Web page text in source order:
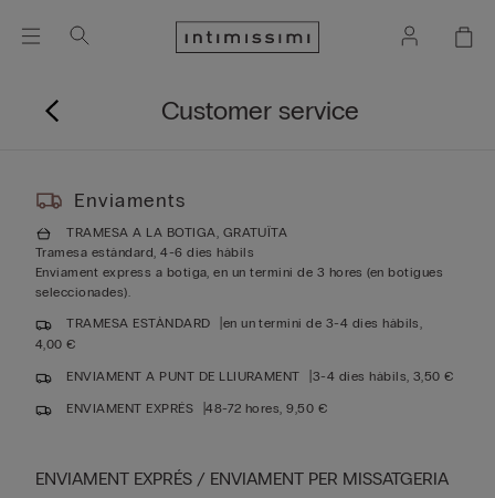
Customer service
Enviaments
TRAMESA A LA BOTIGA, GRATUÏTA
Tramesa estàndard, 4-6 dies hàbils
Enviament express a botiga, en un termini de 3 hores (en botigues
seleccionades).
TRAMESA ESTÀNDARD
en un termini de 3-4 dies hàbils,
4,00 €
ENVIAMENT A PUNT DE LLIURAMENT 3-4 dies hàbils, 3,50 €
ENVIAMENT EXPRÉS 48-72 hores, 9,50 €
ENVIAMENT EXPRÉS / ENVIAMENT PER MISSATGERIA